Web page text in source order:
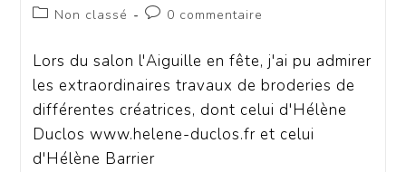
Non classé
0 commentaire
Lors du salon l'Aiguille en fête, j'ai pu admirer
les extraordinaires travaux de broderies de
différentes créatrices, dont celui d'Hélène
Duclos www.helene-duclos.fr et celui
d'Hélène Barrier